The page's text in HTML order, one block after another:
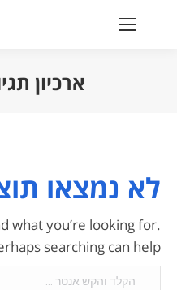
ארכיון
לא נמצאו
what you’re looking for.
searching can help.
Search: